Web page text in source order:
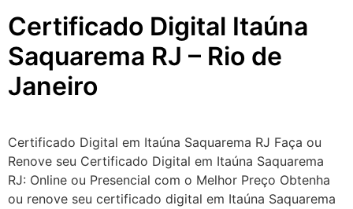
Certificado Digital Itaúna
Saquarema RJ – Rio de
Janeiro
Certificado Digital em Itaúna Saquarema RJ Faça ou
Renove seu Certificado Digital em Itaúna Saquarema
RJ: Online ou Presencial com o Melhor Preço Obtenha
ou renove seu certificado digital em Itaúna Saquarema